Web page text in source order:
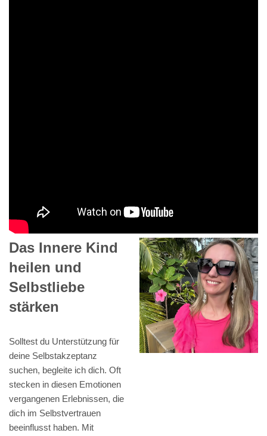
Das Innere Kind
heilen und
Selbstliebe
stärken
Solltest du Unterstützung für
deine Selbstakzeptanz
suchen, begleite ich dich. Oft
stecken in diesen Emotionen
vergangenen Erlebnissen, die
dich im Selbstvertrauen
beeinflusst haben. Mit